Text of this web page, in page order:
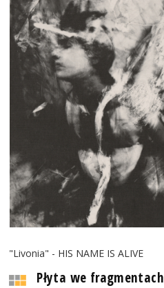
"Livonia" - HIS NAME IS ALIVE
Płyta we fragmentach